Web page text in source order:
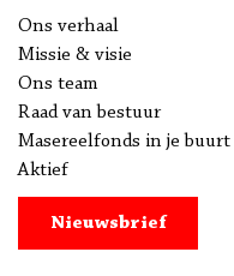
Ons verhaal
Missie & visie
Ons team
Raad van bestuur
Masereelfonds in je buurt
Aktief
Nieuwsbrief